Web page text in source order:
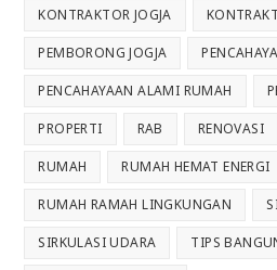
KONTRAKTOR JOGJA
PEMBORONG JOGJA
PENCAHAYAAN ALAMI RUMAH
PROPERTI RAB RENOVASI
RUMAH RUMAH HEMAT ENERGI
RUMAH RAMAH LINGKUNGAN
SIRKULASI UDARA TIPS